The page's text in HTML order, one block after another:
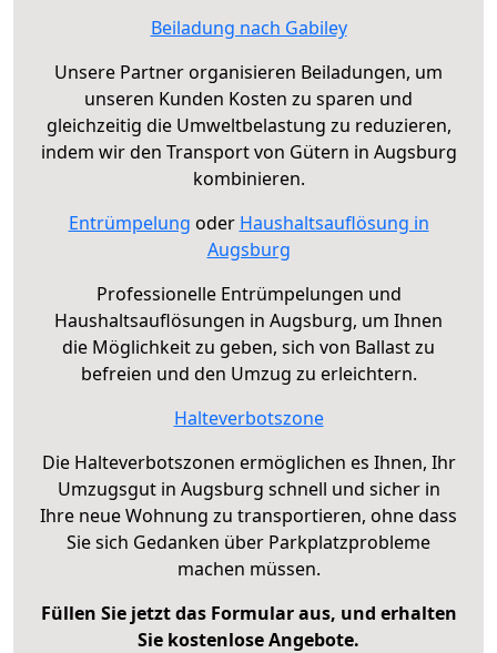
Beiladung nach Gabiley
Unsere Partner organisieren Beiladungen, um
unseren Kunden Kosten zu sparen und
gleichzeitig die Umweltbelastung zu reduzieren,
indem wir den Transport von Gütern in Augsburg
kombinieren.
Entrümpelung oder Haushaltsauflösung in
Augsburg
Professionelle Entrümpelungen und
Haushaltsauflösungen in Augsburg, um Ihnen
die Möglichkeit zu geben, sich von Ballast zu
befreien und den Umzug zu erleichtern.
Halteverbotszone
Die Halteverbotszonen ermöglichen es Ihnen, Ihr
Umzugsgut in Augsburg schnell und sicher in
Ihre neue Wohnung zu transportieren, ohne dass
Sie sich Gedanken über Parkplatzprobleme
machen müssen.
Füllen Sie jetzt das Formular aus, und erhalten
Sie kostenlose Angebote.